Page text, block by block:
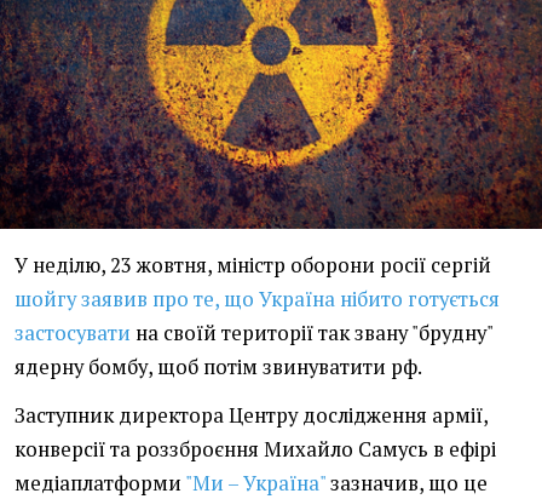
У неділю, 23 жовтня, міністр оборони росії сергій
шойгу заявив про те, що Україна нібито готується
застосувати на своїй території так звану "брудну"
ядерну бомбу, щоб потім звинуватити рф.
Заступник директора Центру дослідження армії,
конверсії та роззброєння Михайло Самусь в ефірі
медіаплатформи "Ми – Україна"зазначив, що це